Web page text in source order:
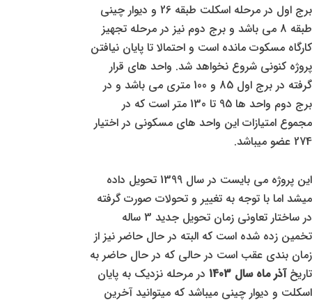
برج اول در مرحله اسکلت طبقه 26 و دیوار چینی
طبقه 8 می باشد و برج دوم نیز در مرحله تجهیز
کارگاه مسکوت مانده است و احتمالا تا پایان نیافتن
پروژه کنونی شروع نخواهد شد. واحد های قرار
گرفته در برج اول 85 و 100 متری می باشد و در
برج دوم واحد ها 95 تا 130 متر است که در
مجموع امتیازات این واحد های مسکونی در اختیار
274 عضو میباشد.
این پروژه می بایست در سال 1399 تحویل داده
میشد اما با توجه به تغییر و تحولات صورت گرفته
در ساختار تعاونی زمان تحویل جدید 3 ساله
تخمین زده شده است که البته در حال حاضر نیز از
زمان بندی عقب است در حالی که در حال حاضر به
تاریخ آذر ماه سال 1403
در مرحله نزدیک به پایان
اسکلت و دیوار چینی میباشد که میتوانید آخرین